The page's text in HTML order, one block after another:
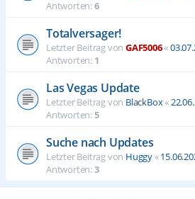
Antworten:6
Totalversager!
Letzter Beitrag von GAF5006«
Antworten: 1
Las Vegas Update
Letzter Beitrag von BlackBox«
Antworten:5
Suche nach Updates
Letzter Beitrag von Huggy«
Antworten:3